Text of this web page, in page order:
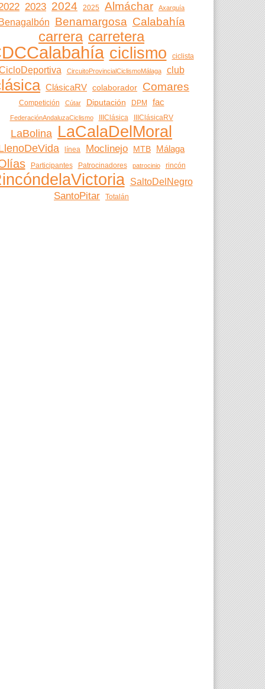
2023 2024 2025 Almáchar Axarquía
Benamargosa Calabahía
carrera carretera
ciclismo ciclista
CircuitoProvincialCiclismoMálaga club
ClásicaRV colaborador Comares
Competición Cútar Diputación DPM fac
FederaciónAndaluzaCiclismo IIIClásica IIIClásicaRV
LaBolina LaCalaDelMoral
línea Moclinejo MTB Málaga
Participantes Patrocinadores patrocinio rincón
SaltoDelNegro
SantoPitar Totalán